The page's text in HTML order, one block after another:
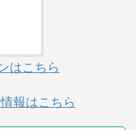
はこちら
報はこちら